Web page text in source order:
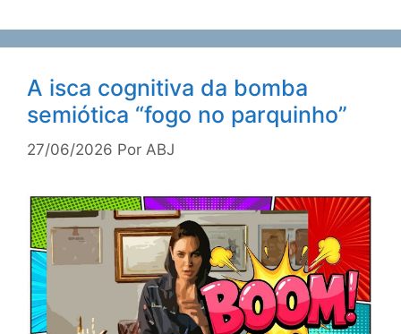
A isca cognitiva da bomba
semiótica “fogo no parquinho”
27/06/2026 Por ABJ